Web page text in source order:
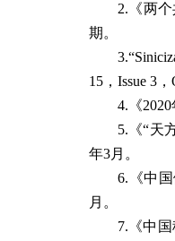
2. 《两
期。
3.“
15 ， Issue 3 ，
4. 《2020
5. 《“
年3月。
6. 《中
月。
7. 《中